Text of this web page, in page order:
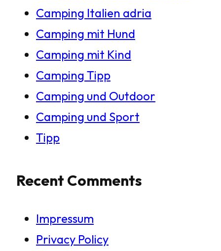
Camping Italien adria
Camping mit Hund
Camping mit Kind
Camping Tipp
Camping und Outdoor
Camping und Sport
Tipp
Recent Comments
Impressum
Privacy Policy